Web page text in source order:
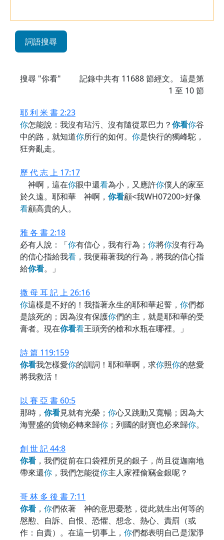
詞語搜尋
搜尋 "你看" 記錄中共有 11688節經文。 這是第
1 至 10 節
耶 利 米 書 2:23
你怎能說：我沒有玷污、沒有隨從眾巴力？你看你谷
中的路，就知道你所行的如何。 你是快行的獨峰駝，
狂奔亂走。
歷 代 志 上 17:17
神啊，這在你眼中還看為小，又應許你僕人的家至
於久遠。耶和華 神啊， 你看顧<我WH07200>好像
看顧高貴的人。
雅 各 書 2:18
必有人說：「你有信心，我有行為； 你將你沒有行為
的信心指給我看 ，我便藉著我的行為，將我的信心指
給你看。」
撒 母 耳 記 上 26:16
你這樣是不好的！我指著永生的耶和華起誓， 你們都
是該死的；因為沒有保護你們的主，就是耶和華的受
膏者。現在你看看王頭旁的槍和水瓶在哪裡。」
詩 篇 119:159
你看我怎樣愛你的訓詞！耶和華啊，求你照你的慈愛
將我救活！
以 賽 亞 書 60:5
那時， 你看見就有光榮； 你心又跳動又寬暢；因為大
海豐盛的貨物必轉來歸你 ；列國的財寶也必來歸你。
創 世 記 44:8
你看 ，我們從前在口袋裡所見的銀子，尚且從迦南地
帶來還你 ，我們怎能從你主人家裡偷竊金銀呢？
哥 林 多 後 書 7:11
你看 ， 你們依著 神的意思憂愁，從此就生出何等的
慇懃、自訴、自恨、恐懼、想念、熱心、責罰（或
作：自責）。在這一切事上， 你們都表明自己是潔淨